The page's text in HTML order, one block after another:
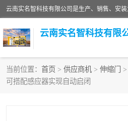
云南实名智科技有限
当前位置： 首页 > 供应商机 > 伸缩门
可搭配感应器实现自动启闭
车牌识别门系列